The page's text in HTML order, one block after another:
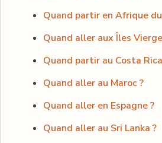
Quand partir en Afrique
Quand aller aux Îles
Quand partir au Costa
Quand aller au Maroc ?
Quand aller en Espagne ?
Quand aller au Sri Lanka ?